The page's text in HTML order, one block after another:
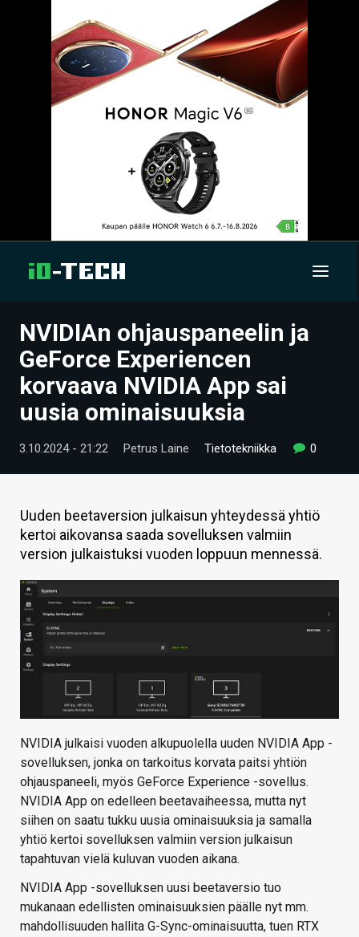
UUTISET
ARTIKKELIT
VIDEOT
TECHBBS
HINTA.FI
KAUPPA
VAIHDA TEEMA
HAKU
NVIDIAn ohjauspaneelin ja
GeForce Experiencen
korvaava NVIDIA App sai
uusia ominaisuuksia
3.10.2024 - 21:22 Petrus Laine Tietotekniikka 0
Uuden beetaversion julkaisun yhteydessä yhtiö
kertoi aikovansa saada sovelluksen valmiin
version julkaistuksi vuoden loppuun mennessä.
NVIDIA julkaisi vuoden alkupuolella uuden NVIDIA App -
sovelluksen, jonka on tarkoitus korvata paitsi yhtiön
ohjauspaneeli, myös GeForce Experience -sovellus.
NVIDIA App on edelleen beetavaiheessa, mutta nyt
siihen on saatu tukku uusia ominaisuuksia ja samalla
yhtiö kertoi sovelluksen valmiin version julkaisun
tapahtuvan vielä kuluvan vuoden aikana.
NVIDIA App -sovelluksen uusi beetaversio tuo
mukanaan edellisten ominaisuuksien päälle nyt mm.
mahdollisuuden hallita G-Sync-ominaisuutta, tuen RTX